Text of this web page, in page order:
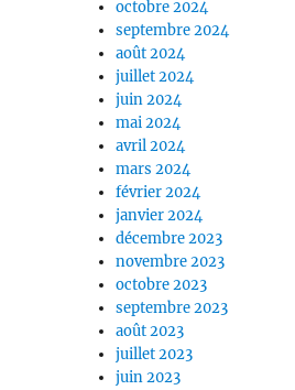
octobre 2024
septembre 2024
août 2024
juillet 2024
juin 2024
mai 2024
avril 2024
mars 2024
février 2024
janvier 2024
décembre 2023
novembre 2023
octobre 2023
septembre 2023
août 2023
juillet 2023
juin 2023